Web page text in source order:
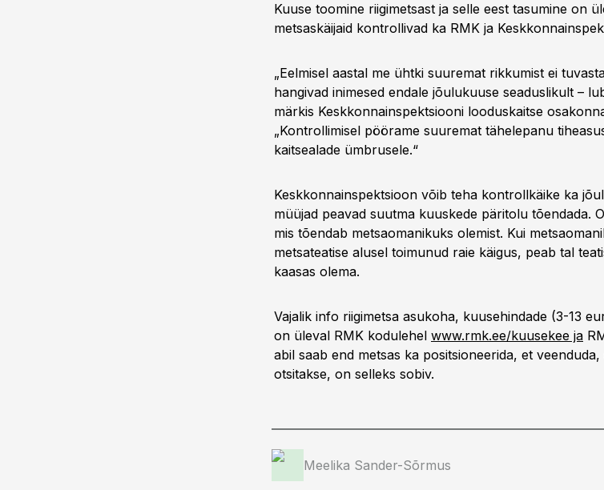
Kuuse toomine riigimetsast ja selle eest tasumine on
metsaskäijaid kontrollivad ka RMK ja
„Eelmisel aastal me ühtki suuremat rikkumist ei
hangivad inimesed endale jõulukuuse seaduslikult –
märkis Keskkonnainspektsiooni looduskaitse
„Kontrollimisel pöörame suuremat tähelepanu
kaitsealade ümbrusele.“
Keskkonnainspektsioon võib teha kontrollkäike ka
müüjad peavad suutma kuuskede päritolu tõendada.
mis tõendab metsaomanikuks olemist. Kui
metsateatise alusel toimunud raie käigus, peab tal
kaasas olema.
Vajalik info riigimetsa asukoha, kuusehindade (3-13
on üleval RMK kodulehel www.rmk.ee/kuusekee ja
abil saab end metsas ka positsioneerida, et
otsitakse, on selleks sobiv.
Meelika Sander-Sõrmus